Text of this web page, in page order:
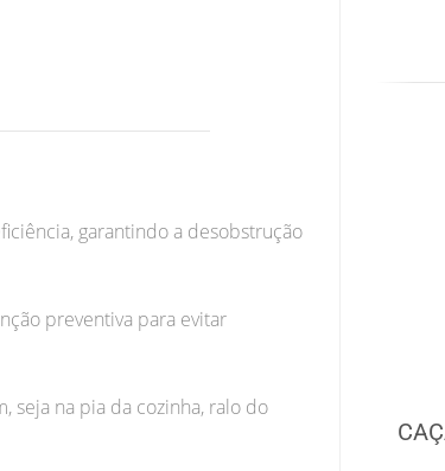
garantindo a desobstrução
preventiva para evitar
seja na pia da cozinha, ralo do